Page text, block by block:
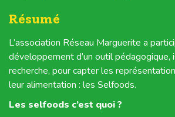
Résumé
L’association Réseau Marguerite a
développement d’un outil pédagogique,
recherche, pour capter les
leur alimentation : les Selfoods.
Les selfoods c’est quoi ?